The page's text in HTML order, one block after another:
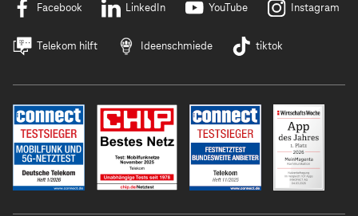
Facebook LinkedIn YouTube Instagram
Telekom hilft Ideenschmiede tiktok